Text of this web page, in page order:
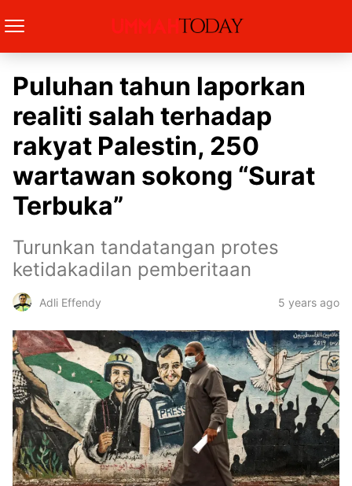
Puluhan tahun laporkan
realiti salah terhadap
rakyat Palestin, 250
wartawan sokong “Surat
Terbuka”
Turunkan tandatangan protes
ketidakadilan pemberitaan
Adli Effendy 5 years ago